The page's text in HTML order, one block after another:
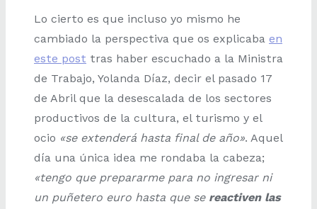
Lo cierto es que incluso yo mismo he
cambiado la perspectiva que os explicaba en
este post tras haber escuchado a la Ministra
de Trabajo, Yolanda Díaz, decir el pasado 17
de Abril que la desescalada de los sectores
productivos de la cultura, el turismo y el
ocio «se extenderá hasta final de año». Aquel
día una única idea me rondaba la cabeza;
«tengo que prepararme para no ingresar ni
un puñetero euro hasta que se reactiven las